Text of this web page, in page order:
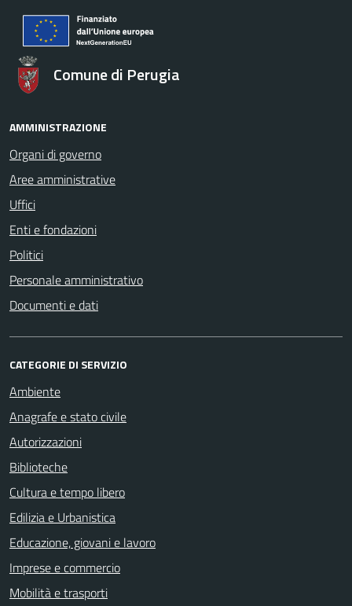
Comune di Perugia
AMMINISTRAZIONE
Organi di governo
Aree amministrative
Uffici
Enti e fondazioni
Politici
Personale amministrativo
Documenti e dati
CATEGORIE DI SERVIZIO
Ambiente
Anagrafe e stato civile
Autorizzazioni
Biblioteche
Cultura e tempo libero
Edilizia e Urbanistica
Educazione, giovani e lavoro
Imprese e commercio
Mobilità e trasporti